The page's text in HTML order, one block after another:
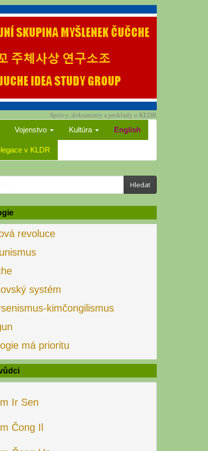
Správy, dokumenty a preklady o KĽDR
Vojenstvo Kultúra English
v KLDR
Hledat
revoluce
systém
kimčongilismus
má prioritu
Ir Sen
Čong Il